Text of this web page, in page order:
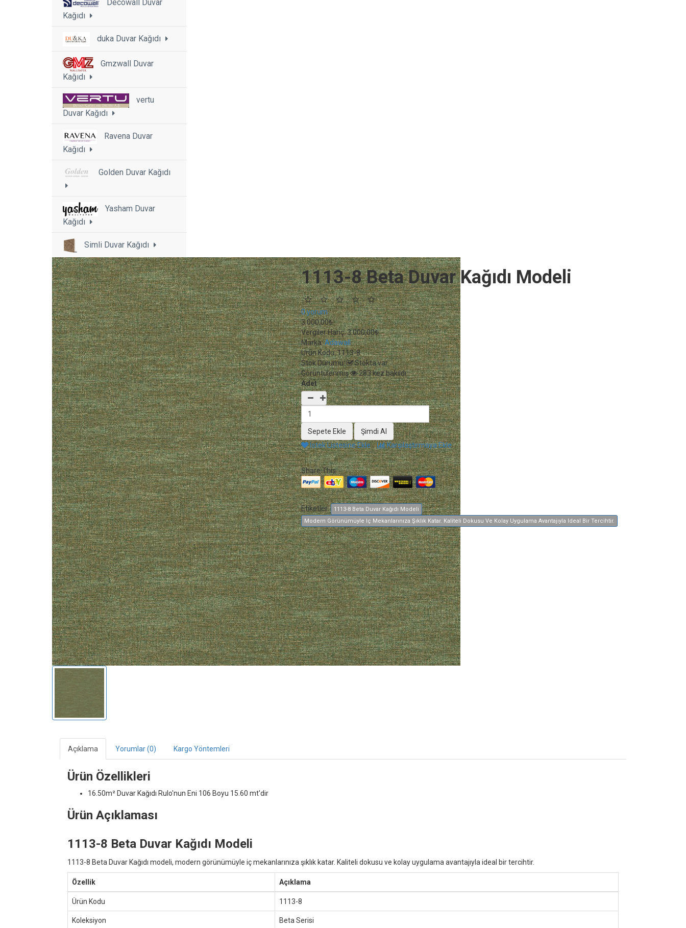
Decowall Duvar
Kağıdı
duka Duvar Kağıdı
Gmzwall Duvar
Kağıdı
vertu
Duvar Kağıdı
Ravena Duvar
Kağıdı
Golden Duvar Kağıdı
Yasham Duvar
Kağıdı
Simli Duvar Kağıdı
1113-8 Beta Duvar Kağıdı Modeli
0 yorum
3.000,00₺
Vergiler Hariç:3.000,00₺
Marka:Adawall
Ürün Kodu:1113-8
Stok Durumu:
Stokta var
Görüntülenmiş
283 kez bakıldı
Adet
İstek Listesine Ekle Karşılaştırmaya Ekle
Share This
Etiketler: 1113-8 Beta Duvar Kağıdı Modeli
Modern Görünümüyle Iç Mekanlarınıza Şıklık Katar. Kaliteli Dokusu Ve Kolay Uygulama Avantajıyla Ideal Bir Tercihtir.
Açıklama Yorumlar (0) Kargo Yöntemleri
Ürün Özellikleri
16.50m² Duvar Kağıdı Rulo'nun Eni 106 Boyu 15.60 mt'dir
Ürün Açıklaması
1113-8 Beta Duvar Kağıdı Modeli
1113-8 Beta Duvar Kağıdı modeli, modern görünümüyle iç mekanlarınıza şıklık katar. Kaliteli dokusu ve kolay uygulama avantajıyla ideal bir tercihtir.
Özellik Açıklama
Ürün Kodu 1113-8
Koleksiyon Beta Serisi